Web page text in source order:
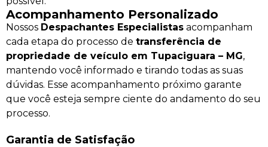
Acompanhamento Personalizado
Nossos Despachantes Especialistas acompanham
cada etapa do processo de transferência de
propriedade de veículo em Tupaciguara – MG,
mantendo você informado e tirando todas as suas
dúvidas. Esse acompanhamento próximo garante
que você esteja sempre ciente do andamento do seu
processo.
Garantia de Satisfação